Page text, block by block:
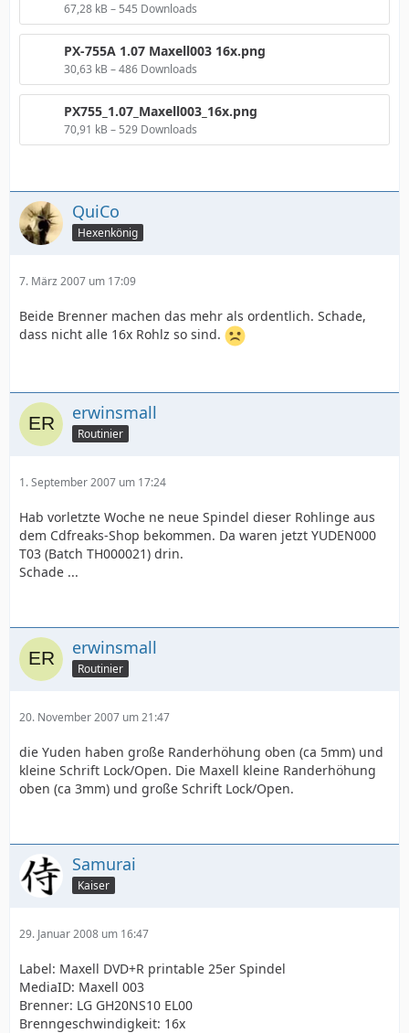
67,28 kB – 545 Downloads
PX-755A 1.07 Maxell003 16x.png
30,63 kB – 486 Downloads
PX755_1.07_Maxell003_16x.png
70,91 kB – 529 Downloads
QuiCo
Hexenkönig
7. März 2007 um 17:09
Beide Brenner machen das mehr als ordentlich. Schade,
dass nicht alle 16x Rohlz so sind.
erwinsmall
Routinier
1. September 2007 um 17:24
Hab vorletzte Woche ne neue Spindel dieser Rohlinge aus
dem Cdfreaks-Shop bekommen. Da waren jetzt YUDEN000
T03 (Batch TH000021) drin.
Schade ...
erwinsmall
Routinier
20. November 2007 um 21:47
die Yuden haben große Randerhöhung oben (ca 5mm) und
kleine Schrift Lock/Open. Die Maxell kleine Randerhöhung
oben (ca 3mm) und große Schrift Lock/Open.
Samurai
Kaiser
29. Januar 2008 um 16:47
Label: Maxell DVD+R printable 25er Spindel
MediaID: Maxell 003
Brenner: LG GH20NS10 EL00
Brenngeschwindigkeit: 16x